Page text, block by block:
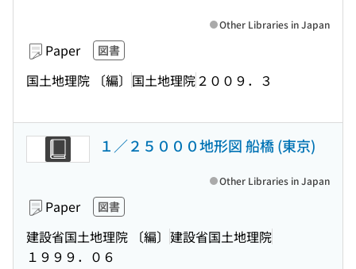
Paper 図書
国土地理院 〔編〕 国土地理院 ２００９．３
Other Libraries in Japan
１／２５０００地形図 船橋 (東京)
Paper 図書
建設省国土地理院 〔編〕 建設省国土地理院
１９９９．０６
Other Libraries in Japan